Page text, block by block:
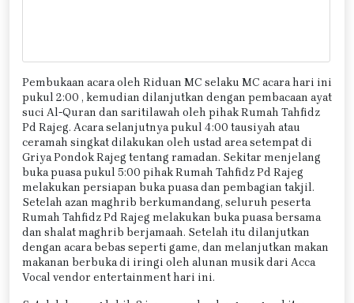
Pembukaan acara oleh Riduan MC selaku MC acara hari ini
pukul 2:00 , kemudian dilanjutkan dengan pembacaan ayat
suci Al-Quran dan saritilawah oleh pihak Rumah Tahfidz
Pd Rajeg. Acara selanjutnya pukul 4:00 tausiyah atau
ceramah singkat dilakukan oleh ustad area setempat di
Griya Pondok Rajeg tentang ramadan. Sekitar menjelang
buka puasa pukul 5:00 pihak Rumah Tahfidz Pd Rajeg
melakukan persiapan buka puasa dan pembagian takjil.
Setelah azan maghrib berkumandang, seluruh peserta
Rumah Tahfidz Pd Rajeg melakukan buka puasa bersama
dan shalat maghrib berjamaah. Setelah itu dilanjutkan
dengan acara bebas seperti game, dan melanjutkan makan
makanan berbuka di iringi oleh alunan musik dari Acca
Vocal vendor entertainment hari ini.